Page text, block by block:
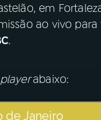
em
ao vivo
.
playerabaixo: